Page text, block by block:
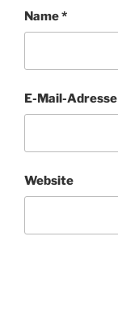
Name*
E-Mail-Adresse
Website